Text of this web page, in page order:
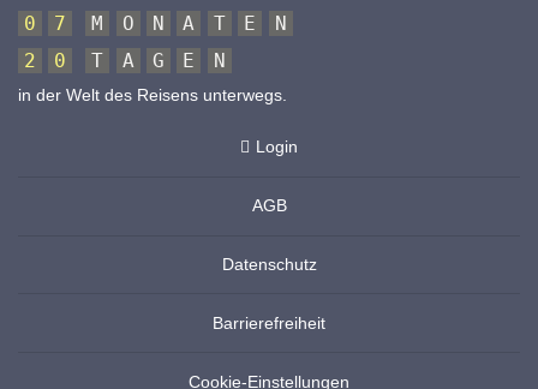
0
7 M O N A T E
N
2
0 T A G E N
in der Welt des Reisens unterwegs.
Login
AGB
Datenschutz
Barrierefreiheit
Cookie-Einstellungen